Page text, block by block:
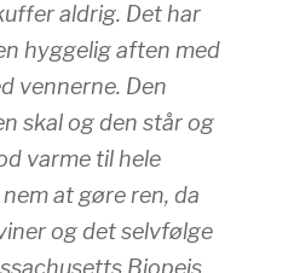
aldrig. Det har
hyggelig aften med
vennerne. Den
skal og den står og
varme til hele
at gøre ren, da
og det selvfølge
Biopejs